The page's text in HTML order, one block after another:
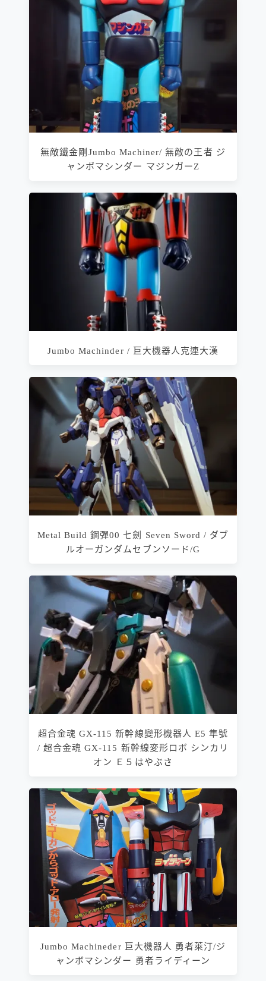
無敵鐵金剛Jumbo Machiner/ 無敵の王者 ジ
ャンボマシンダー マジンガーZ
Jumbo Machinder / 巨大機器人克連大漢
Metal Build 鋼彈00 七劍 Seven Sword / ダブ
ルオーガンダムセブンソード/G
超合金魂 GX-115 新幹線變形機器人 E5 隼號
/ 超合金魂 GX-115 新幹線変形ロボ シンカリ
オン Ｅ５はやぶさ
Jumbo Machineder 巨大機器人 勇者萊汀/ジ
ャンボマシンダー 勇者ライディーン